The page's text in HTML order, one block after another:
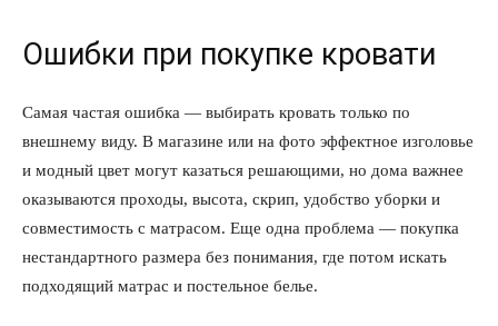
Ошибки при покупке кровати
Самая частая ошибка — выбирать кровать только по
внешнему виду. В магазине или на фото эффектное изголовье
и модный цвет могут казаться решающими, но дома важнее
оказываются проходы, высота, скрип, удобство уборки и
совместимость с матрасом. Еще одна проблема — покупка
нестандартного размера без понимания, где потом искать
подходящий матрас и постельное белье.